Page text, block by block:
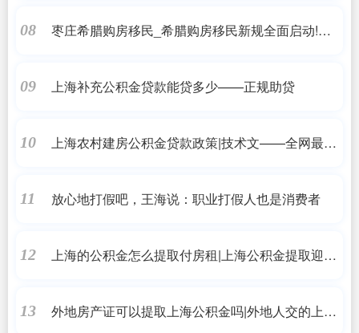
08
枣庄希腊购房移民_希腊购房移民新规全面启动!专
09 上海补充公积金贷款能贷多少——正规助贷
10
上海农村建房公积金贷款政策|技术文——全网最详
11 放心地打假吧，王海说：职业打假人也是消费者
12
上海的公积金怎么提取付房租|上海公积金提取迎好
13
外地房产证可以提取上海公积金吗|外地人交的上海